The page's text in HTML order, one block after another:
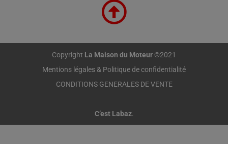
Copyright La Maison du Moteur©2021
Mentions légales & Politique de confidentialité
CONDITIONS GENERALES DE VENTE
C’est Labaz.